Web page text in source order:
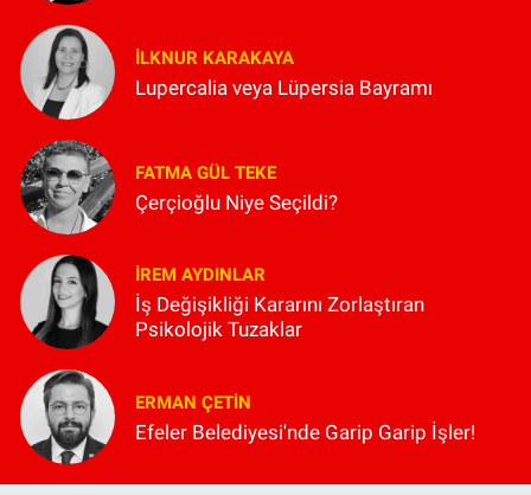
İLKNUR KARAKAYA
Lupercalia veya Lüpersia Bayramı
FATMA GÜL TEKE
Çerçioğlu Niye Seçildi?
İREM AYDINLAR
İş Değişikliği Kararını Zorlaştıran
Psikolojik Tuzaklar
ERMAN ÇETIN
Efeler Belediyesi'nde Garip Garip İşler!